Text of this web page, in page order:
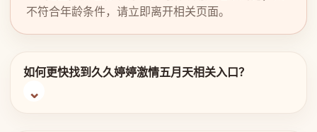
不符合年龄条件，请立即离开相关页面。
如何更快找到久久婷婷激情五月天相关入口？